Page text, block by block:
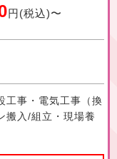
円(税込)〜
工事・電気工事（換
搬入/組立・現場養